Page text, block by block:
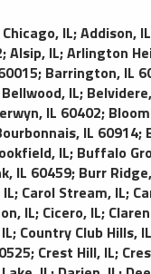
Chicago, IL;Addison, IL
;Alsip, IL;Arlington
; Barrington, IL
Bellwood, IL;
IL 60402;
IL 60914;
IL; Buffalo
IL 60459; Burr
; Carol Stream, IL;
IL; Cicero, IL;
; Country Club Hills,
; Crest Hill, IL;